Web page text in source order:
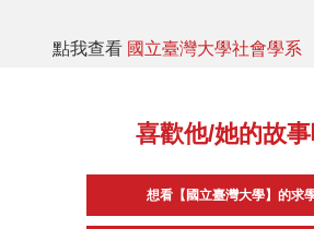
點我查看 國立臺灣大學社會學系
喜歡他/她的故
想看【國立臺灣大學】的求